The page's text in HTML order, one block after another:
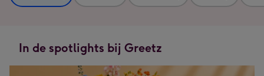
In de spotlights bij Greetz